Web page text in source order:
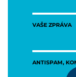
VAŠE ZPRÁVA
ANTISPAM,